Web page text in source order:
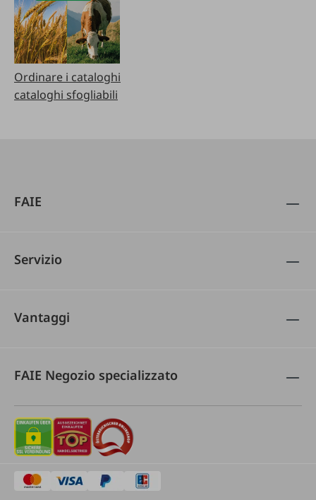
Ordinare i cataloghi
cataloghi sfogliabili
FAIE
Servizio
Vantaggi
FAIE Negozio specializzato